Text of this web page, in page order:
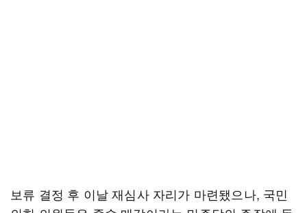
보류 결정 후 이날 재심사 자리가 마련됐으나, 국민